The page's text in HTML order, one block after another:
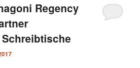
Regency